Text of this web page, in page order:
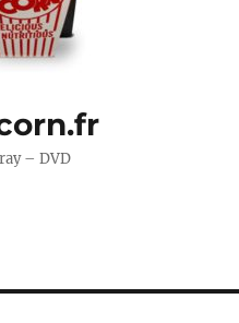
– DVD